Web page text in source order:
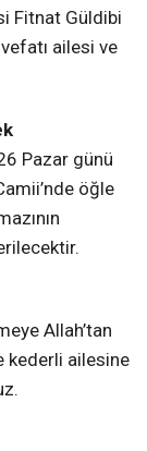
Fitnat Güldibi
ailesi ve
Pazar günü
öğle
Allah’tan
kederli ailesine